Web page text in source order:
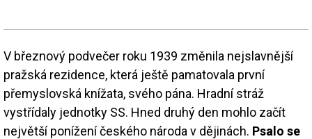
V březnový podvečer roku 1939 změnila nejslavnější
pražská rezidence, která ještě pamatovala první
přemyslovská knížata, svého pána. Hradní stráž
vystřídaly jednotky SS. Hned druhý den mohlo začít
největší ponížení českého národa v dějinách. Psalo se